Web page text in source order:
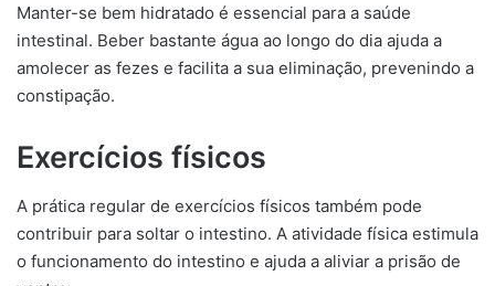
Manter-se bem hidratado é essencial para a saúde
intestinal. Beber bastante água ao longo do dia ajuda a
amolecer as fezes e facilita a sua eliminação, prevenindo a
constipação.
Exercícios físicos
A prática regular de exercícios físicos também pode
contribuir para soltar o intestino. A atividade física estimula
o funcionamento do intestino e ajuda a aliviar a prisão de